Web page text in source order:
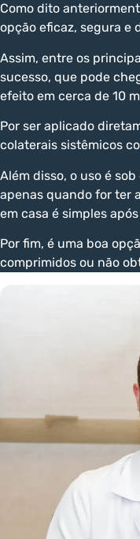
Como dito
opção eficaz, segura e
Assim, entre os
sucesso, que pode
efeito em cerca de 10
Por ser aplicado
colaterais sistêmicos
Além disso, o uso é
apenas quando for ter
em casa é simples
Por fim, é uma boa
comprimidos ou não